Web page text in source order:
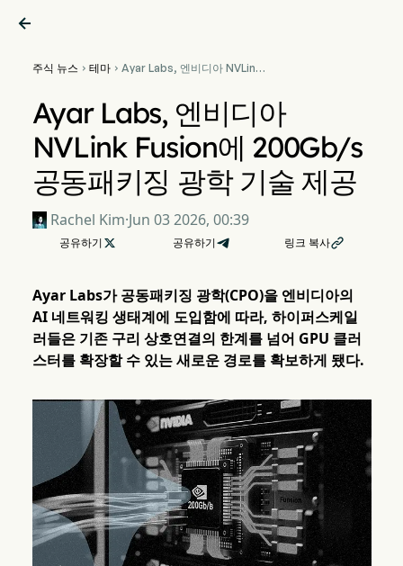

주식 뉴스  테마 Ayar Labs, 엔비디아 NVLink
Ayar Labs, 엔비디아
NVLink Fusion에 200Gb/s
공동패키징 광학 기술 제공
Rachel Kim·Jun 03 2026, 00:39
공유하기  공유하기 링크 복사
Ayar Labs가 공동패키징 광학(CPO)을 엔비디아의
AI 네트워킹 생태계에 도입함에 따라, 하이퍼스케일
러들은 기존 구리 상호연결의 한계를 넘어 GPU 클러
스터를 확장할 수 있는 새로운 경로를 확보하게 됐다.